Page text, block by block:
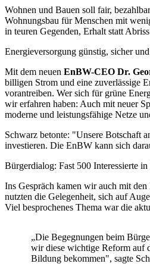
Wohnen und Bauen soll fair,
Wohnungsbau für Menschen mit
in teuren Gegenden, Erhalt statt
Energieversorgung günstig, sicher
Mit dem neuen EnBW-CEO Dr.
billigen Strom und eine zuverlässige
vorantreiben. Wer sich für grüne
wir erfahren haben: Auch mit neuer
moderne und leistungsfähige Netze
Schwarz betonte: "Unsere Botschaft
investieren. Die EnBW kann sich
Bürgerdialog: Fast 500 Interessierte
Ins Gespräch kamen wir auch mit
nutzten die Gelegenheit, sich auf
Viel besprochenes Thema war die
„Die Begegnungen beim
wir diese wichtige Reform auf
Bildung bekommen", sagte